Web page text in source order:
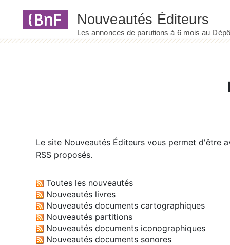
Le site Nouveautés Éditeurs vous permet d'être
RSS proposés.
Toutes les nouveautés
Nouveautés livres
Nouveautés documents cartographiques
Nouveautés partitions
Nouveautés documents iconographiques
Nouveautés documents sonores